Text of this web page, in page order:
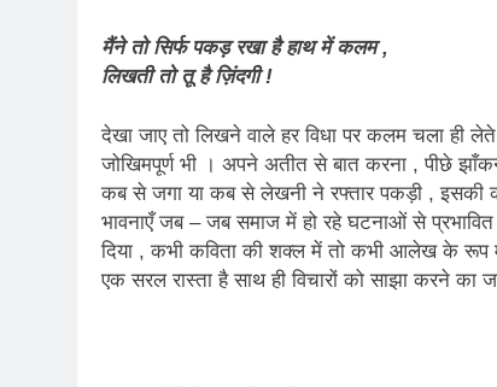
मैंने तो सिर्फ पकड़ रखा है हाथ में कलम ,
लिखती तो तू है ज़िंदगी !
देखा जाए तो लिखने वाले हर विधा पर कलम चला ही
जोखिमपूर्ण भी । अपने अतीत से बात करना , पीछे
कब से जगा या कब से लेखनी ने रफ्तार पकड़ी , इसकी
भावनाएँ जब – जब समाज में हो रहे घटनाओं से
दिया , कभी कविता की शक्ल में तो कभी आलेख के रूप
एक सरल रास्ता है साथ ही विचारों को साझा करने का